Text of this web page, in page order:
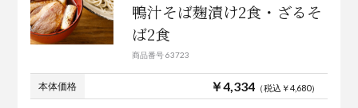
鴨汁そば麹漬け2食・ざるそ
ば2食
商品番号 63723
本体価格 ￥4,334（税込￥4,680）